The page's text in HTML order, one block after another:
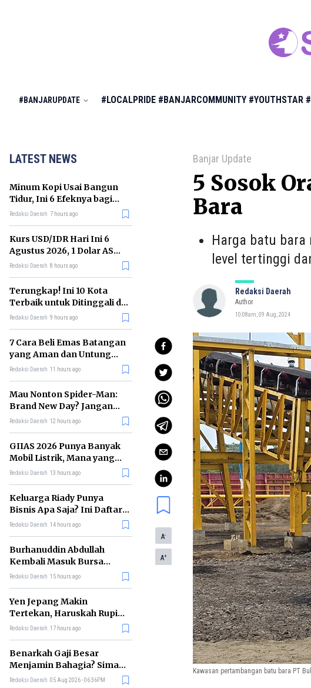
#BANJARUPDATE #LOCALPRIDE #BANJARCOMMUNITY #YOUTHSTAR
LATEST NEWS
Minum Kopi Usai Bangun
Tidur, Ini 6 Efeknya bagi
Kesehatan Tubuh
Redaksi Daerah 7 hours ago
Kurs USD/IDR Hari Ini 6
Agustus 2026, 1 Dolar AS
Kini Berapa Rupiah?
Redaksi Daerah 8 hours ago
Terungkap! Ini 10 Kota
Terbaik untuk Ditinggali di
Dunia Tahun 2026
Redaksi Daerah 9 hours ago
7 Cara Beli Emas Batangan
yang Aman dan Untung
untuk Pemula
Redaksi Daerah 11 hours ago
Mau Nonton Spider-Man:
Brand New Day? Jangan
Lewatkan 6 Film Penting
Redaksi Daerah 12 hours ago
GIIAS 2026 Punya Banyak
Mobil Listrik, Mana yang
Cocok untuk Gaji Rp10 Juta?
Redaksi Daerah 13 hours ago
Keluarga Riady Punya
Bisnis Apa Saja? Ini Daftar
Kerajaan Usahanya
Redaksi Daerah 14 hours ago
Burhanuddin Abdullah
Kembali Masuk Bursa
Gubernur BI, Ini Rekam
Redaksi Daerah 15 hours ago
Yen Jepang Makin
Tertekan, Haruskah Rupiah
Ikut Khawatir?
Redaksi Daerah 17 hours ago
Benarkah Gaji Besar
Menjamin Bahagia? Simak
Penjelasan Ilmu Ekonomi
Redaksi Daerah 05 Aug 2026 - 06:36PM
Banjar Update
5 Sosok
Bara
Harga batu
level tertinggi
Redaksi Daerah
Author
10:08am, 09 Aug, 2024
A-
A+
Kawasan pertambangan batu bara PT